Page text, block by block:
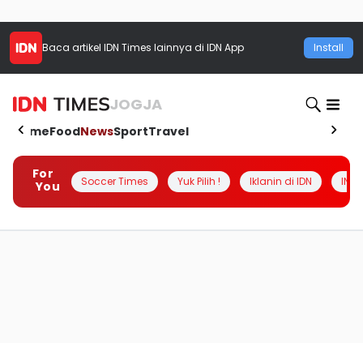
Baca artikel IDN Times lainnya di IDN App Install
JOGJA
HomeFoodNewsSportTravel
For
You
Soccer Times Yuk Pilih ! Iklanin di IDN